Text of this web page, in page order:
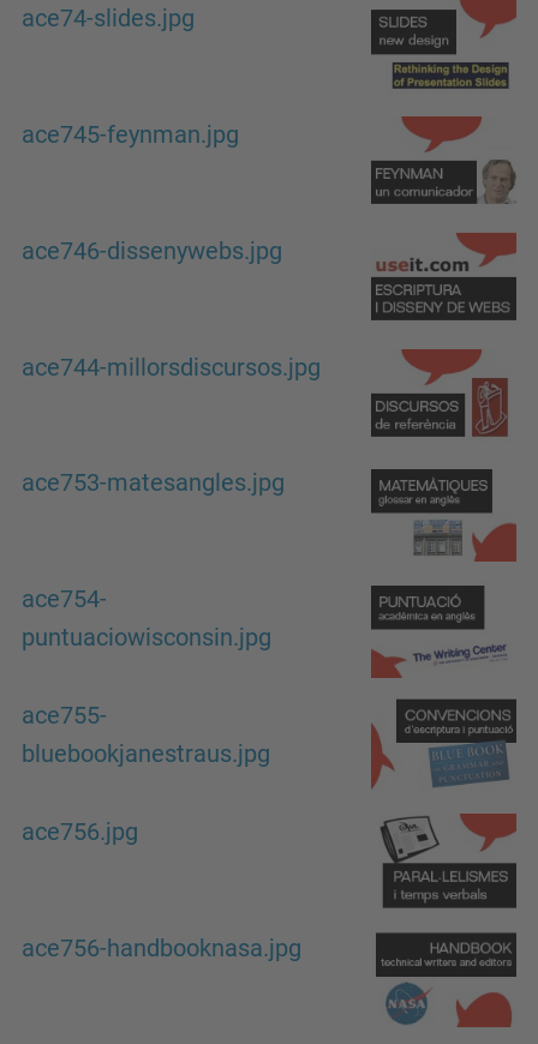
ace74-slides.jpg
ace745-feynman.jpg
ace746-dissenywebs.jpg
ace744-millorsdiscursos.jpg
ace753-matesangles.jpg
ace754-
puntuaciowisconsin.jpg
ace755-
bluebookjanestraus.jpg
ace756.jpg
ace756-handbooknasa.jpg